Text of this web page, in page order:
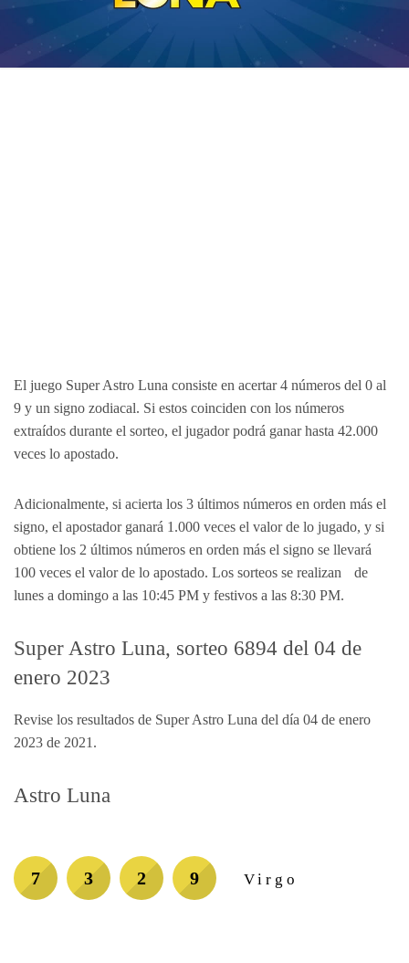
El juego Super Astro Luna consiste en acertar 4 números del 0 al
9 y un signo zodiacal. Si estos coinciden con los números
extraídos durante el sorteo, el jugador podrá ganar hasta 42.000
veces lo apostado.
Adicionalmente, si acierta los 3 últimos números en orden más el
signo, el apostador ganará 1.000 veces el valor de lo jugado, y si
obtiene los 2 últimos números en orden más el signo se llevará
100 veces el valor de lo apostado. Los sorteos se realizan de
lunes a domingo a las 10:45 PM y festivos a las 8:30 PM.
Super Astro Luna, sorteo 6894 del 04 de
enero 2023
Revise los resultados de Super Astro Luna del día 04 de enero
2023 de 2021.
Astro Luna
7 3 2 9 Virgo